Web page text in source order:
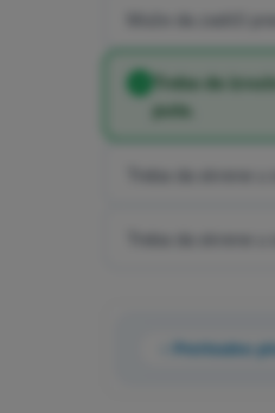
Može da zadrži
Treba da
puta.
Treba da skrene u
Treba da skrene
Prethodno